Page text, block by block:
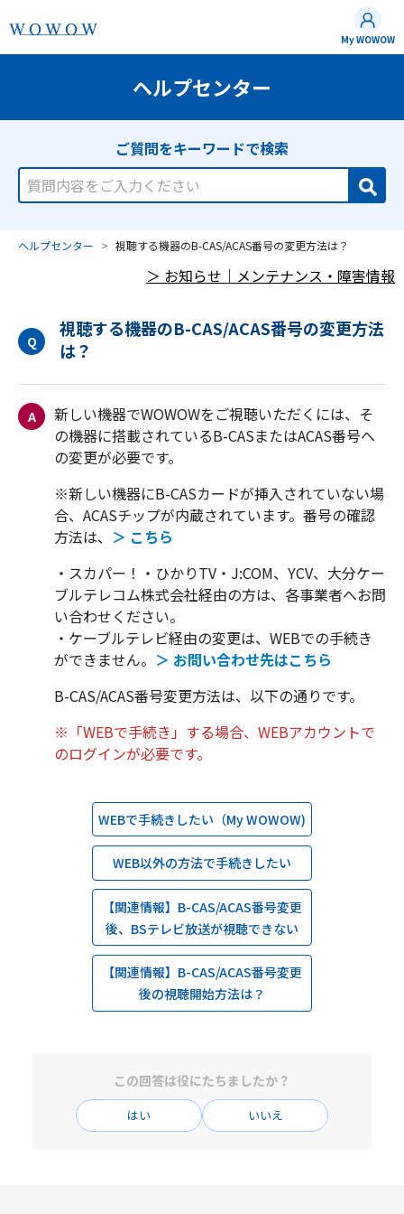
My WOWOW
ヘルプセンター 視聴する機器のB-CAS/ACAS番号の変更方法は？
Q
視聴する機器のB-CAS/ACAS番号の変更方法
は？
A
新しい機器でWOWOWをご視聴いただくには、そ
の機器に搭載されているB-CASまたはACAS番号へ
※新しい機器にB-CASカードが挿入されていない場
合、ACASチップが内蔵されています。番号の確認
方法は、 ＞ こちら
・スカパー！・ひかりTV・J:COM、YCV、大分ケー
ブルテレコム株式会社経由の方は、各事業者へお問
い合わせください。
・ケーブルテレビ経由の変更は、WEBでの手続き
ができません。 ＞ お問い合わせ先はこちら
※「WEBで手続き」する場合、WEBアカウントで
のログインが必要です。
WEBで手続きしたい（My WOWOW)
WEB以外の方法で手続きしたい
【関連情報】B-CAS/ACAS番号変更
後、BSテレビ放送が視聴できない
【関連情報】B-CAS/ACAS番号変更
後の視聴開始方法は？
この回答は役にたちましたか？
はい いいえ